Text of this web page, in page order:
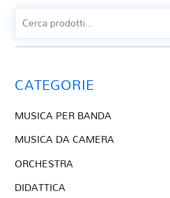
CATEGORIE
MUSICA PER BANDA
MUSICA DA CAMERA
ORCHESTRA
DIDATTICA